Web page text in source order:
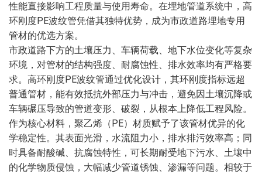
性能直接影响工程质量与使用寿命。在埋地管道系统中，高
环刚度PE波纹管凭借其独特优势，成为市政道路埋地专用
管材的优选方案。
市政道路下方的土壤压力、车辆荷载、地下水位变化等复杂
环境，对管材的结构强度、耐腐蚀性、排水效率均有严格要
求。高环刚度PE波纹管通过优化设计，其环刚度指标远超
普通管材，能有效抵抗外部压力与冲击，避免因土壤沉降或
车辆碾压导致的管道变形、破裂，从根本上降低工程风险。
作为核心材料，聚乙烯（PE）材质赋予了该管材优异的化
学稳定性。其表面光滑，水流阻力小，排水排污效率高；同
时具备耐酸碱、抗腐蚀特性，可长期耐受地下污水、土壤中
的化学物质侵蚀，大幅减少管道锈蚀、渗漏等问题。相较于